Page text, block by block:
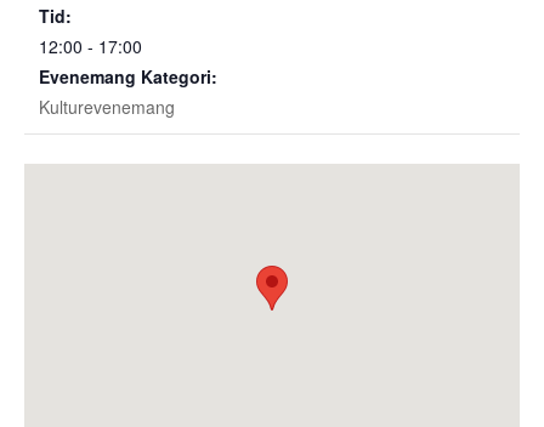
Tid:
12:00 - 17:00
Evenemang Kategori:
Kulturevenemang